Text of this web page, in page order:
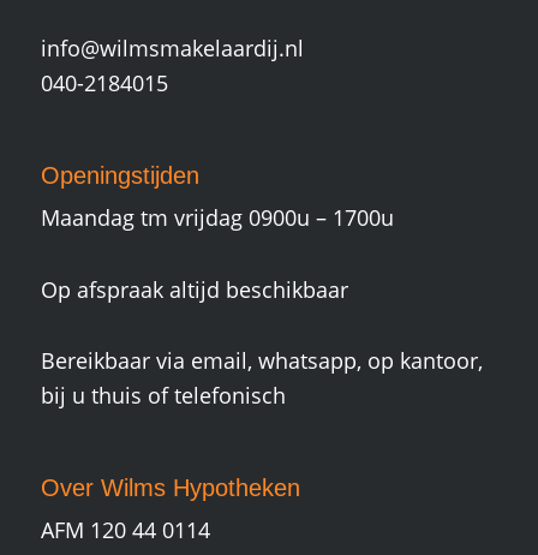
info@wilmsmakelaardij.nl
040-2184015
Openingstijden
Maandag tm vrijdag 0900u – 1700u
Op afspraak altijd beschikbaar
Bereikbaar via email, whatsapp, op kantoor,
bij u thuis of telefonisch
Over Wilms Hypotheken
AFM 120 44 0114